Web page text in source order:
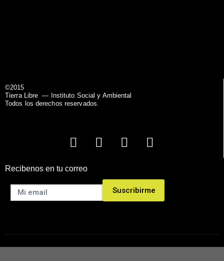
©2015
Tierra Libre— Instituto Social y Ambiental
Todos los derechos reservados.
Recibenos en tu correo